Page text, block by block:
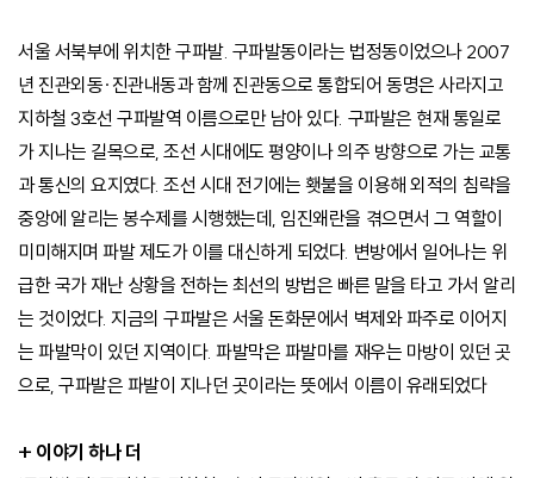
서울 서북부에 위치한 구파발. 구파발동이라는 법정동이었으나 2007
년 진관외동·진관내동과 함께 진관동으로 통합되어 동명은 사라지고
지하철 3호선 구파발역 이름으로만 남아 있다. 구파발은 현재 통일로
가 지나는 길목으로, 조선 시대에도 평양이나 의주 방향으로 가는 교통
과 통신의 요지였다. 조선 시대 전기에는 횃불을 이용해 외적의 침략을
중앙에 알리는 봉수제를 시행했는데, 임진왜란을 겪으면서 그 역할이
미미해지며 파발 제도가 이를 대신하게 되었다. 변방에서 일어나는 위
급한 국가 재난 상황을 전하는 최선의 방법은 빠른 말을 타고 가서 알리
는 것이었다. 지금의 구파발은 서울 돈화문에서 벽제와 파주로 이어지
는 파발막이 있던 지역이다. 파발막은 파발마를 재우는 마방이 있던 곳
으로, 구파발은 파발이 지나던 곳이라는 뜻에서 이름이 유래되었다
+ 이야기 하나 더